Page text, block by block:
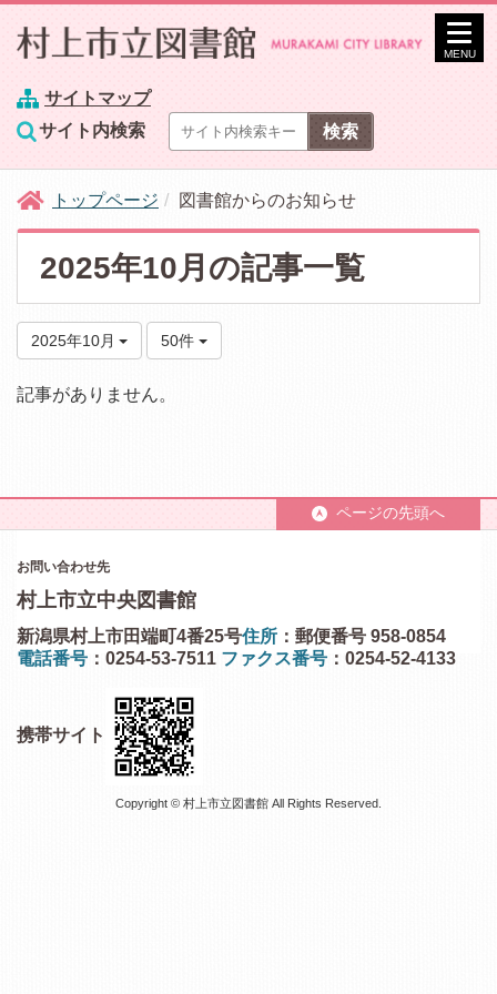
サイトマップ
サイト内検索
MENU
トップページ 図書館からのお知らせ
2025年10月の記事一覧
2025年10月 50件
記事がありません。
ページの先頭へ
お問い合わせ先
村上市立中央図書館
住所 ：郵便番号 958-0854
新潟県村上市田端町4番25号
電話番号 ：0254-53-7511 ファクス番号 ：0254-52-4133
携帯サイト
Copyright © 村上市立図書館 All Rights Reserved.